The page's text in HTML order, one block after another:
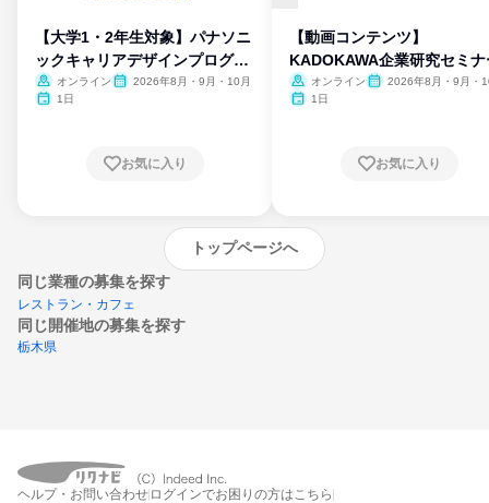
【大学1・2年生対象】パナソニ
ックキャリアデザインプログラ
ム
オンライン
2026年8月・9月・10月
1日
お気に入り
【動画コンテンツ】
KADOKAWA企業研究セミナ
オンライン
2026年8月・9月・
1日
お気に入り
トップページへ
同じ業種の募集を探す
レストラン・カフェ
同じ開催地の募集を探す
栃木県
エントリーするとプログラムの詳細案内を
受け取れるようになります
ヘルプ・お問い合わせ ログインでお困りの方はこちら